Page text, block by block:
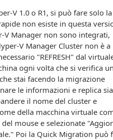
V 1.0 o R1, si può fare solo la
non esiste in questa
V Manager non sono integrati,
V Manager Cluster non è a
"REFRESH" dal
ogni volta che si verifica
stai facendo la migrazione
le informazioni e replica sia
il nome del cluster e
della macchina virtuale
mouse e selezionate
Poi la Quick Migration può